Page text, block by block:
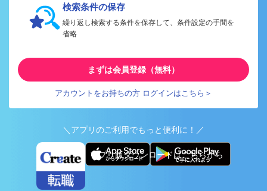
検索条件の保存
繰り返し検索する条件を保存して、条件設定の手間を
省略
まずは会員登録（無料）
アカウントをお持ちの方 ログインはこちら＞
＼アプリのご利用でもっと便利に！／
アプリ版ダウンロードはこちらから